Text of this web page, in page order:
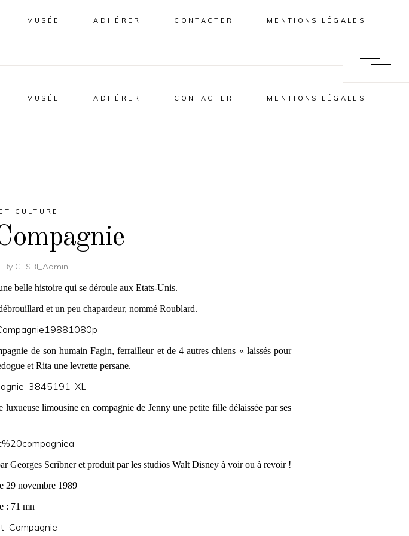
MUSÉE ADHÉRER CONTACTER MENTIONS LÉGALES
MUSÉE ADHÉRER CONTACTER MENTIONS LÉGALES
CULTURE
By CFSBI_Admin
belle histoire qui se déroule aux Etats-Unis.
et un peu chapardeur, nommé Roublard.
de son humain Fagin, ferrailleur et de 4 autres chiens « laissés pour
et Rita une levrette persane.
limousine en compagnie de Jenny une petite fille délaissée par ses
Georges Scribner et produit par les studios Walt Disney à voir ou à revoir !
29 novembre 1989
: 71 mn